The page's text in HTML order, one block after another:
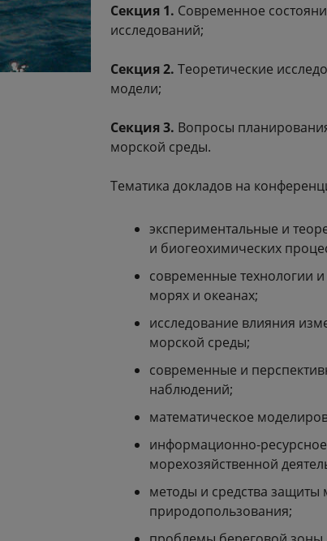
Секция 1. Современное
исследований;
Секция 2. Теоретические
модели;
Секция 3. Вопросы
морской среды.
Тематика докладов на
экспериментальные и
и биогеохимических
современные технологии
морях и океанах;
исследование влияния
морской среды;
современные и
наблюдений;
математическое
информационно-
морехозяйственной
методы и средства
природопользования;